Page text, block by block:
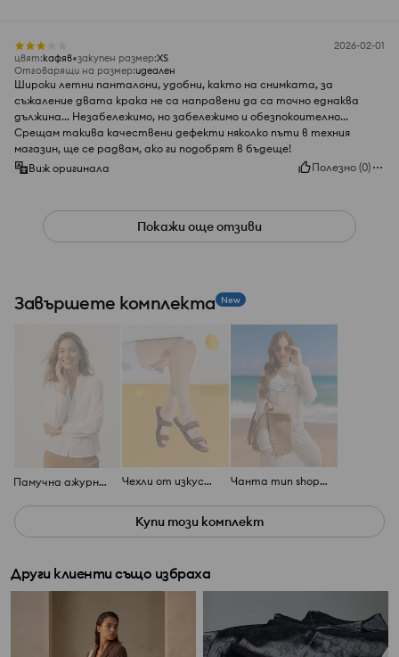
2026-02-01
цвят:кaфяв закупен размер:XS
Отговарящи на размер:идеален
Широки летни панталони, удобни, както на снимката, за
съжаление двата крака не са направени да са точно еднаква
дължина... Незабележимо, но забележимо и обезпокоително...
Срещам такива качествени дефекти няколко пъти в техния
магазин, ще се радвам, ако ги подобрят в бъдеще!
Виж оригинала
Полезно (0)
Покажи още отзиви
Завършете комплекта New
Памучна ажурна риза Чехли от изкуствена кожа Чанта тип shopper
Купи този комплект
Други клиенти също избраха